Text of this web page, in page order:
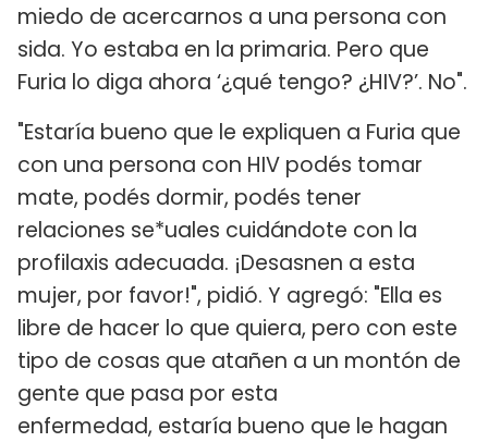
miedo de acercarnos a una persona con
sida. Yo estaba en la primaria. Pero que
Furia lo diga ahora ‘¿qué tengo? ¿HIV?’. No".
"Estaría bueno que le expliquen a Furia que
con una persona con HIV podés tomar
mate, podés dormir, podés tener
relaciones se*uales cuidándote con la
profilaxis adecuada. ¡Desasnen a esta
mujer, por favor!​", pidió. Y agregó: "Ella es
libre de hacer lo que quiera, pero con este
tipo de cosas que atañen a un montón de
gente que pasa por esta
enfermedad, estaría bueno que le hagan